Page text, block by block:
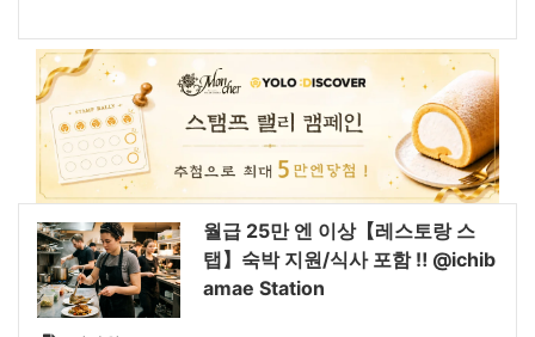
월급 25만 엔 이상【레스토랑 스
탭】숙박 지원/식사 포함 ‼ @ichib
amae Station